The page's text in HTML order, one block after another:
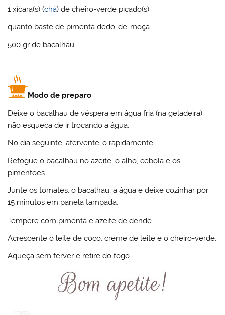
1 xícara(s) (chá) de cheiro-verde picado(s)
quanto baste de pimenta dedo-de-moça
500 gr de bacalhau
Modo de preparo
Deixe o bacalhau de véspera em água fria (na geladeira)
não esqueça de ir trocando a água.
No dia seguinte, afervente-o rapidamente.
Refogue o bacalhau no azeite, o alho, cebola e os
pimentões.
Junte os tomates, o bacalhau, a água e deixe cozinhar por
15 minutos em panela tampada.
Tempere com pimenta e azeite de dendê.
Acrescente o leite de coco, creme de leite e o cheiro-verde.
Aqueça sem ferver e retire do fogo.